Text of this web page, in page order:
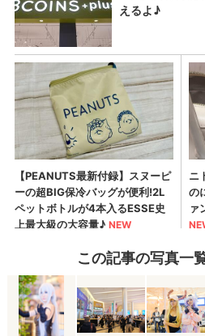
この記事の写真一